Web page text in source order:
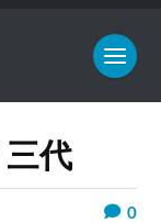
代
0